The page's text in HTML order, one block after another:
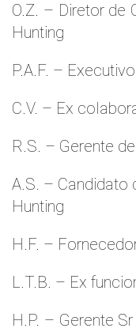
O.Z. – Diretor de
Hunting
P.A.F. –
C.V. – Ex
R.S. – Gerente
A.S. – Candidato
Hunting
H.F. –
L.T.B. – Ex
H.P. – Gerente